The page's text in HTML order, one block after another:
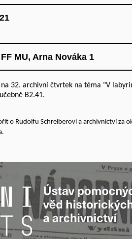
MU, Arna Nováka 1
na 32. archivní čtvrtek na téma "V
B2.41.
o Rudolfu Schreiberovi a archivnictví za